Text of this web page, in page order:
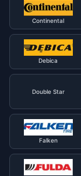
Continental
Debica
Double Star
Falken